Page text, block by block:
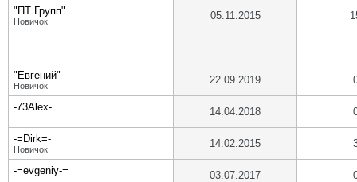
"ПТ Групп"
Новичок 05.11.2015
"Евгений"
Новичок 22.09.2019
-73Alex- 14.04.2018
-=Dirk=-
Новичок 14.02.2015
-=evgeniy-= 03.07.2017